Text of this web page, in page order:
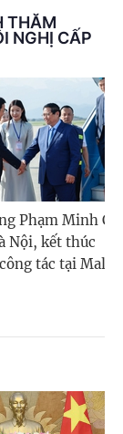
THĂM
NGHỊ CẤP
Phạm Minh
Nội, kết thúc
tác tại